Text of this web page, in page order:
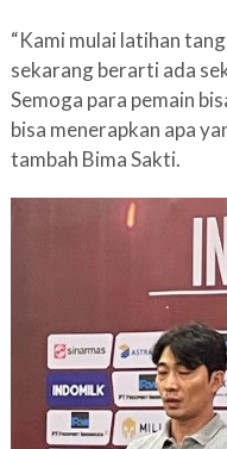
“Kami mulai latihan
sekarang berarti ada
Semoga para pemain
bisa menerapkan apa
tambah Bima Sakti.